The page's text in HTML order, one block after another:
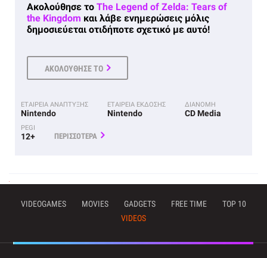
Ακολούθησε το The Legend of Zelda: Tears of
the Kingdom και λάβε ενημερώσεις μόλις
δημοσιεύεται οτιδήποτε σχετικό με αυτό!
ΑΚΟΛΟΥΘΗΣΕ ΤΟ
ΕΤΑΙΡΕΙΑ ΑΝΑΠΤΥΞΗΣ
Nintendo
ΕΤΑΙΡΕΙΑ ΕΚΔΟΣΗΣ
Nintendo
ΔΙΑΝΟΜΗ
CD Media
PEGI
12+ ΠΕΡΙΣΣΟΤΕΡΑ
VIDEOGAMES MOVIES GADGETS FREE TIME
TOP 10
VIDEOS